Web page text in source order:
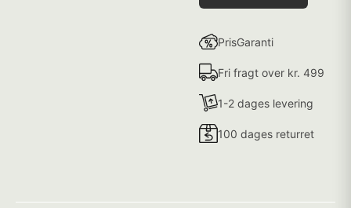
PrisGaranti
Fri fragt over kr. 499
1-2 dages levering
100 dages returret